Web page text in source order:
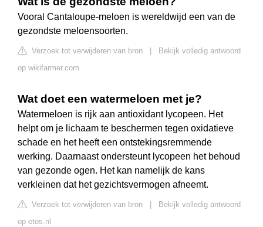
Vooral Cantaloupe-meloen is wereldwijd een van de
gezondste meloensoorten.
Verzoek tot verwijderen van bron
Bekijk volledig antwoord
op wikifarmer.com
Wat doet een watermeloen met je?
Watermeloen is rijk aan antioxidant lycopeen. Het
helpt om je lichaam te beschermen tegen oxidatieve
schade en het heeft een ontstekingsremmende
werking. Daarnaast ondersteunt lycopeen het behoud
van gezonde ogen. Het kan namelijk de kans
verkleinen dat het gezichtsvermogen afneemt.
Verzoek tot verwijderen van bron
Bekijk volledig antwoord
op etos.nl